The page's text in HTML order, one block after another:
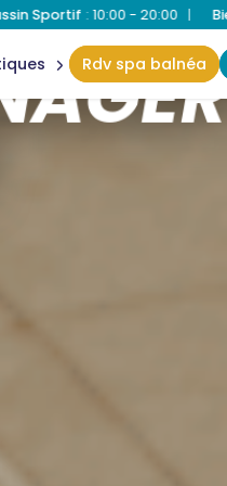
Être:10:00 - 20:00 Snack
rdv spa balnéa